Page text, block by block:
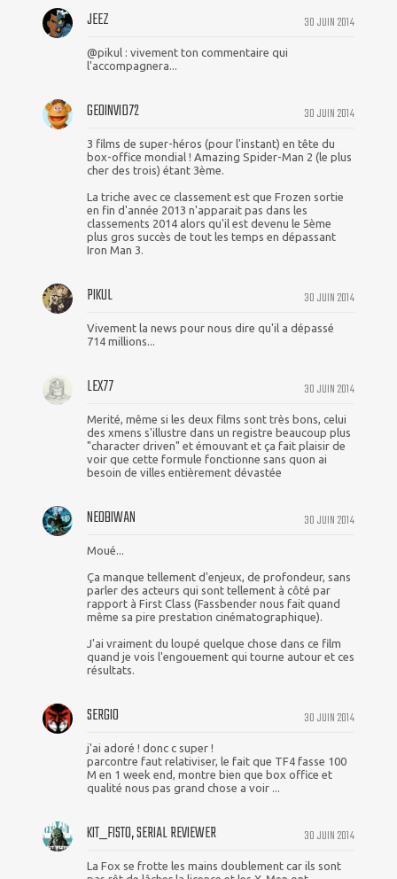
30 JUIN 2014
JEEZ
@pikul : vivement ton commentaire qui
l'accompagnera...
30 JUIN 2014
GEOINVID72
3 films de super-héros (pour l'instant) en tête du
box-office mondial ! Amazing Spider-Man 2 (le plus
cher des trois) étant 3ème.
La triche avec ce classement est que Frozen sortie
en fin d'année 2013 n'apparait pas dans les
classements 2014 alors qu'il est devenu le 5ème
plus gros succès de tout les temps en dépassant
Iron Man 3.
30 JUIN 2014
PIKUL
Vivement la news pour nous dire qu'il a dépassé
714 millions...
30 JUIN 2014
LEX77
Merité, même si les deux films sont très bons, celui
des xmens s'illustre dans un registre beaucoup plus
"character driven" et émouvant et ça fait plaisir de
voir que cette formule fonctionne sans quon ai
besoin de villes entièrement dévastée
30 JUIN 2014
NEOBIWAN
Moué...
Ça manque tellement d'enjeux, de profondeur, sans
parler des acteurs qui sont tellement à côté par
rapport à First Class (Fassbender nous fait quand
même sa pire prestation cinématographique).
J'ai vraiment du loupé quelque chose dans ce film
quand je vois l'engouement qui tourne autour et ces
résultats.
30 JUIN 2014
SERGIO
j'ai adoré ! donc c super !
parcontre faut relativiser, le fait que TF4 fasse 100
M en 1 week end, montre bien que box office et
qualité nous pas grand chose a voir ...
30 JUIN 2014
KIT_FISTO, SERIAL REVIEWER
La Fox se frotte les mains doublement car ils sont